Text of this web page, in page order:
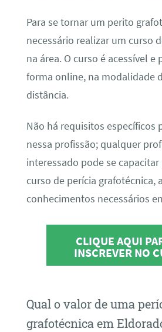
Para se tornar um perito
necessário realizar um curso
na área. O curso é acessível e
forma online, na modalidade
distância.
Não há requisitos específicos
nessa profissão; qualquer
interessado pode se
curso de perícia grafotécnica,
conhecimentos necessários
CLIQUE AQUI
INSCREVER NO
Qual o valor de uma
grafotécnica em